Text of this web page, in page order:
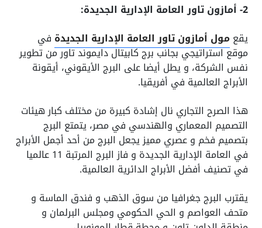
2- أمازون تاور العامة الإدارية الجديدة:
يقعمول أمازون تاور العامة الإدارية الجديدة في
موقع استراتيجي بجانب برج كابيتال دايموند تاور من تطوير
نفس الشركة، و يطل أيضا على البرج الأيقوني، أيقونة
الأبراج العالمية في أفريقيا.
هذا الصرح التجاري نال إشادة كبيرة من مختلف كبار هيئات
التصميم المعماري والهندسي في مصر، يتمتع البرج
بتصميم فخم و عصري مميز يجعل البرج من أحد أجمل الأبراج
في العامة الإدارية الجديدة و فاز البرج المرتبة 11 عالميا
في تصنيف أفضل الأبراج الدائرية العالمية.
يقترب البرج جغرافيا من سوق الذهب و فندق الماسة و
متحف العواصم و الحي الحكومي ومجلس البرلمان و